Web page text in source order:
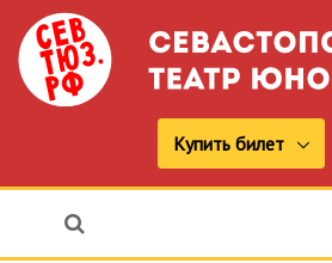
Купить билет